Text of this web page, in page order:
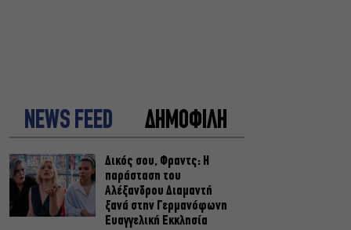
NEWS FEED ΔΗΜΟΦΙΛΗ
Δικός σου, Φραντς: Η
παράσταση του
Αλέξανδρου Διαμαντή
ξανά στην Γερμανόφωνη
Ευαγγελική Εκκλησία